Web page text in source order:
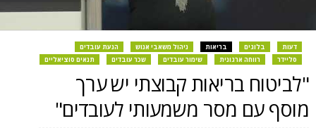
דעות בלוגים בריאות ניהול משאבי אנוש
הנעת עובדים
סליידר
רווחה ארגונית שימור עובדים שכר עובדים תנאים סוציאליים
"לביטוח בריאות קבוצתי יש ערך
מוסף עם מסר משמעותי לעובדים"